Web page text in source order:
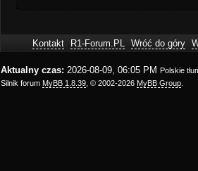
Kontakt R1-Forum.PL Wróć do góry
Aktualny czas: 2026-08-09, 06:05 PM Polskie
Silnik forum MyBB 1.8.39 , © 2002-2026 MyBB Group